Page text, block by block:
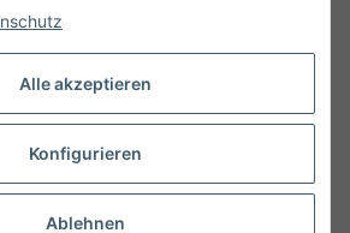
USt.
Alle akzeptieren
Konfigurieren
Ablehnen